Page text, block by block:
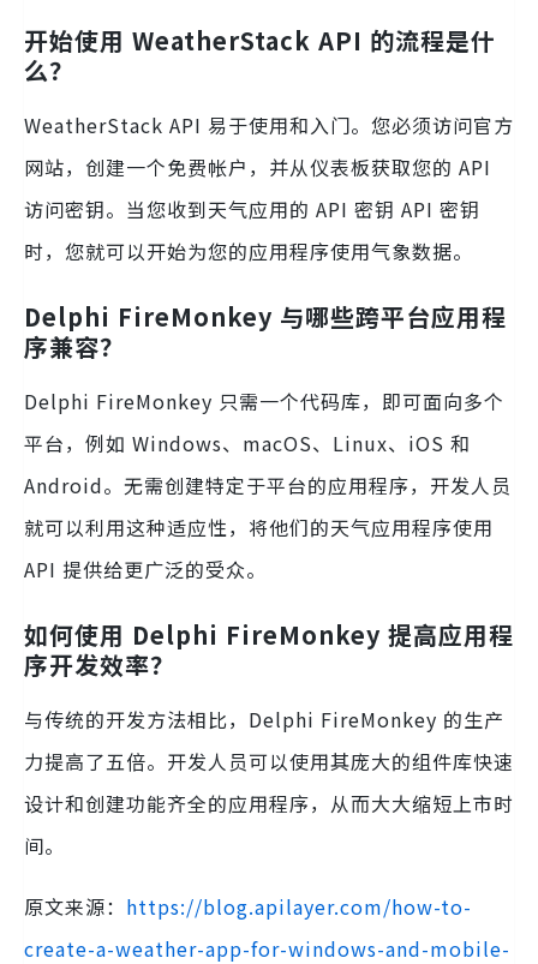
开始使用 WeatherStack API 的流程是什
么？
WeatherStack API 易于使用和入门。您必须访问官方
网站，创建一个免费帐户，并从仪表板获取您的 API
访问密钥。当您收到天气应用的 API 密钥 API 密钥
时，您就可以开始为您的应用程序使用气象数据。
Delphi FireMonkey 与哪些跨平台应用程
序兼容？
Delphi FireMonkey 只需一个代码库，即可面向多个
平台，例如 Windows、macOS、Linux、iOS 和
Android。无需创建特定于平台的应用程序，开发人员
就可以利用这种适应性，将他们的天气应用程序使用
API 提供给更广泛的受众。
如何使用 Delphi FireMonkey 提高应用程
序开发效率？
与传统的开发方法相比，Delphi FireMonkey 的生产
力提高了五倍。开发人员可以使用其庞大的组件库快速
设计和创建功能齐全的应用程序，从而大大缩短上市时
间。
原文来源： https://blog.apilayer.com/how-to-
create-a-weather-app-for-windows-and-mobile-